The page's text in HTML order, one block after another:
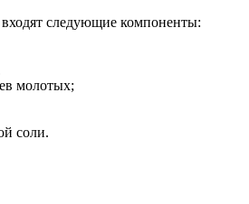
следующие компоненты:
молотых;
соли.